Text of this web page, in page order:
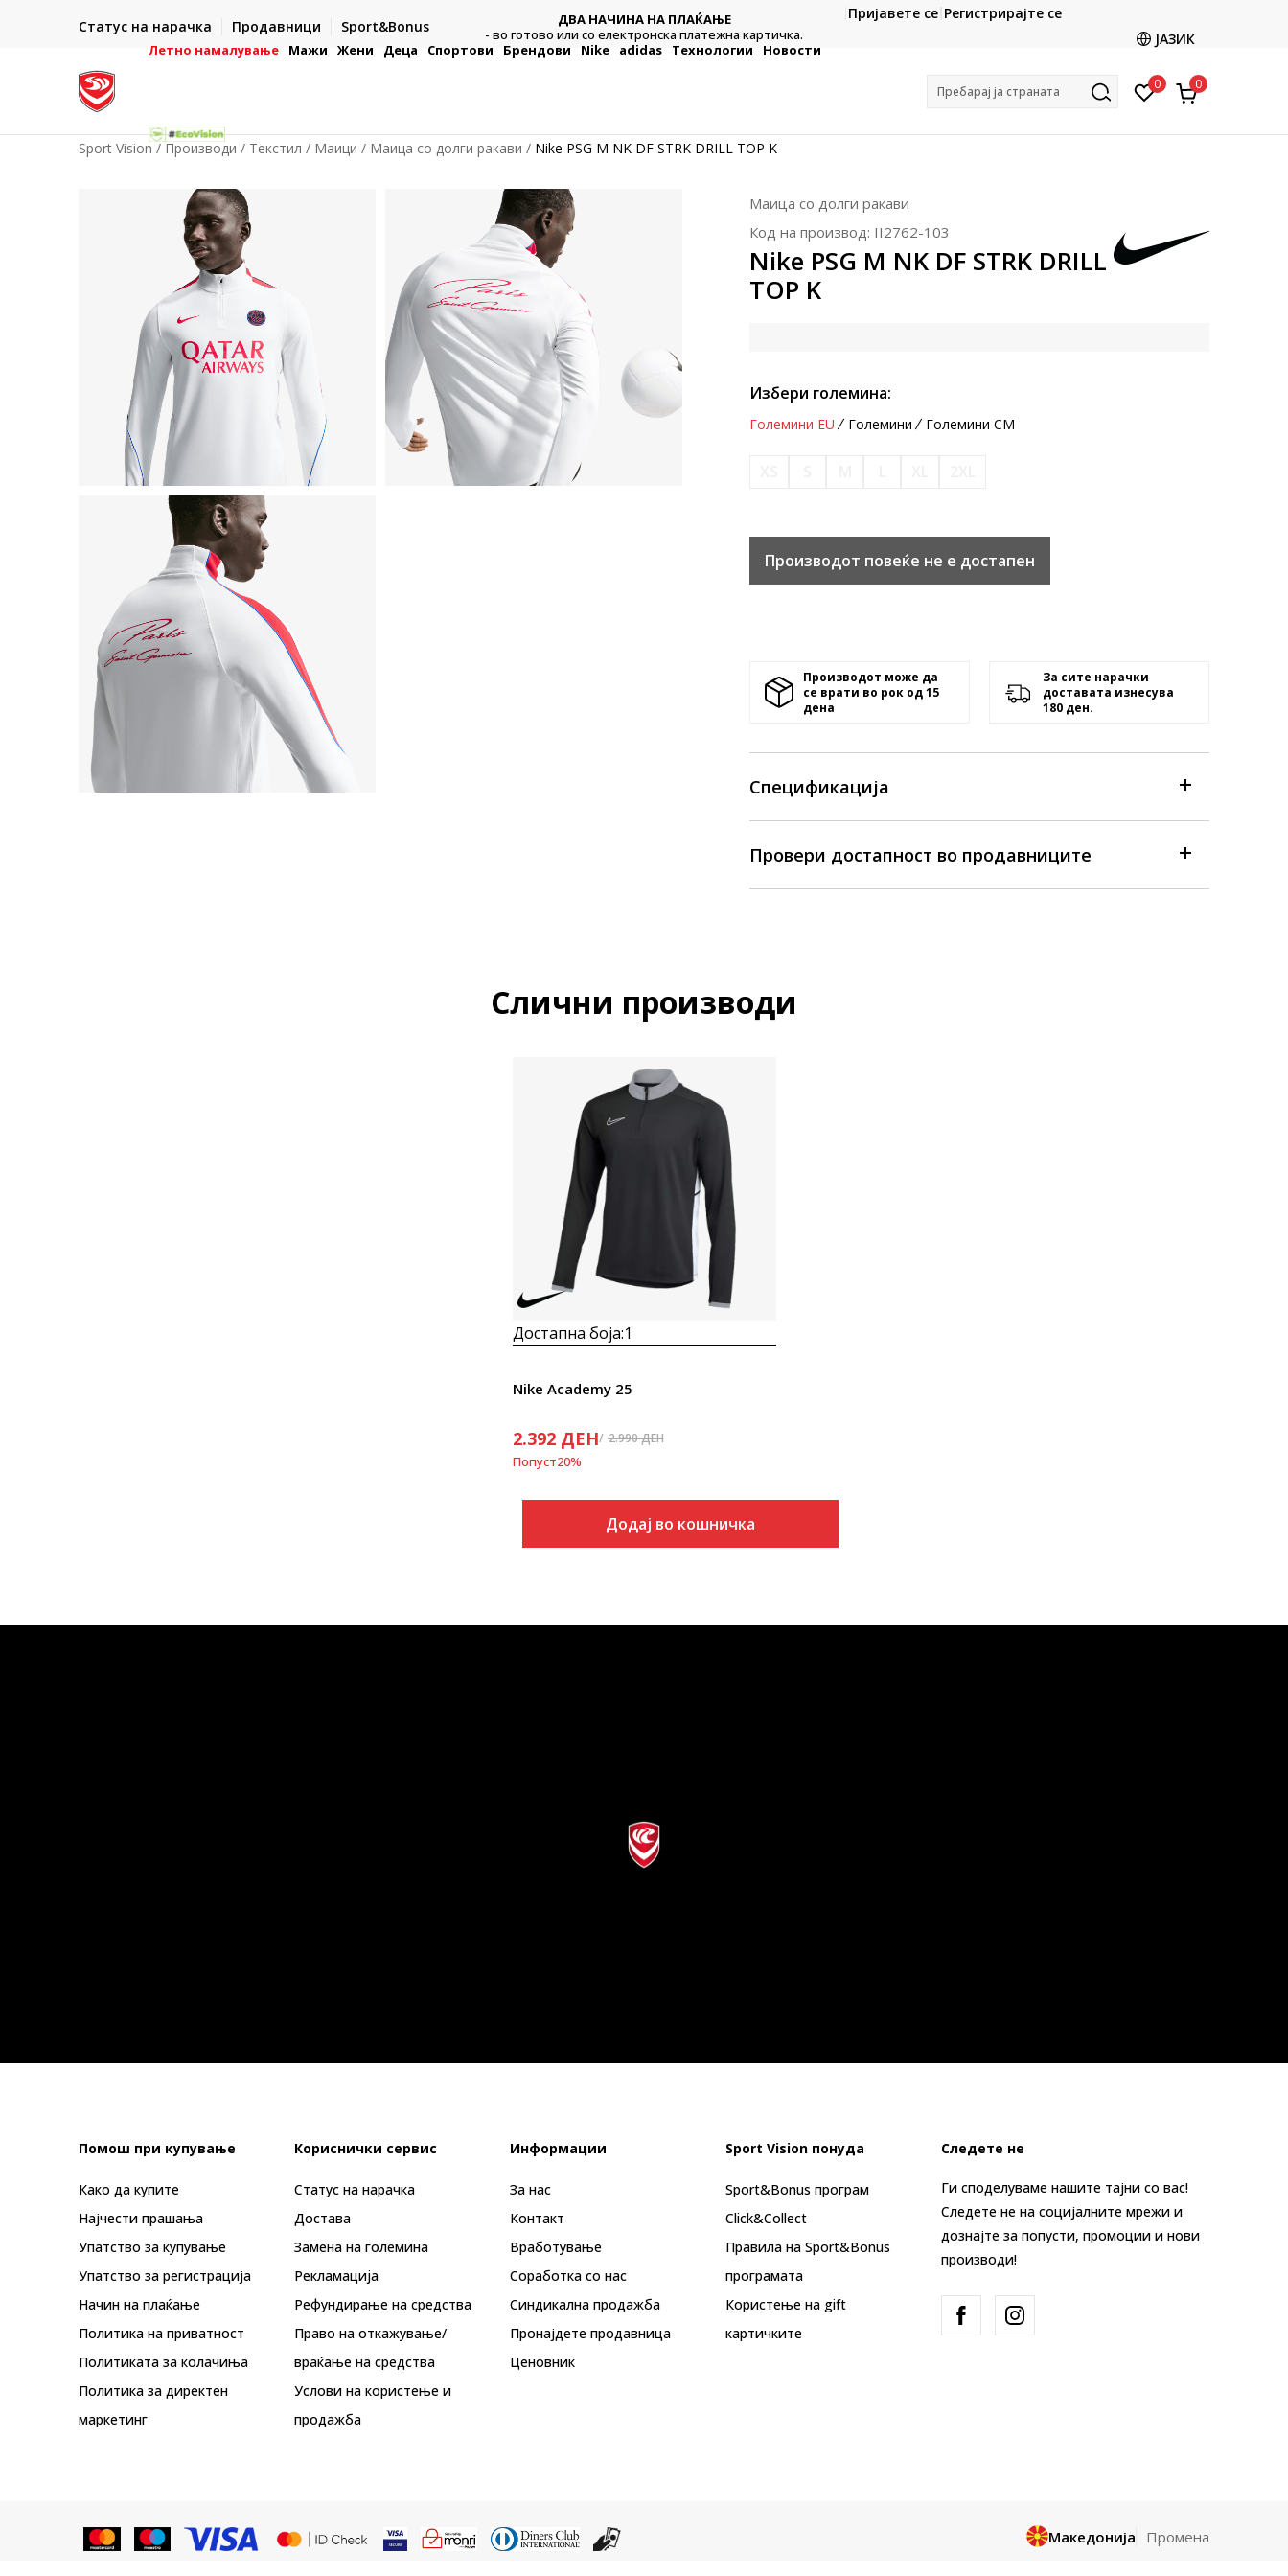
Статус на нарачка Продавници Sport&Bonus
- на сите нарачки во готово или со електронска платежна
ДВА НАЧИНА НА ПЛАЌАЊЕ
- во готово или со електронска платежна картичка.
CLICK & COLLECT
Платете со картичка online и подигнете во продавницата
Пријавете се Регистрирајте се
ЈАЗИК
Летно намалување Мажи Жени Деца Спортови Брендови Nike adidas Технологии Новости
Пребарај ја страната 0 0
Sport Vision Производи Текстил Маици Маица со долги ракави Nike PSG M NK DF STRK DRILL TOP K
Маица со долги ракави
Код на производ: II2762-103
Nike PSG M NK DF STRK DRILL
TOP K
Избери големина:
Големини EU Големини Големини CM
Производот повеќе не е достапен
Производот може да
се врати во рок од 15
денa
За сите нарачки
доставата изнесува
180 ден.
Спецификација
Провери достапност во продавниците
Слични производи
Достапна боја:1
Nike Academy 25
2.392 ДЕН 2.990ДЕН
Попуст20%
Додај во кошничка
Помош при купување
Како да купите
Најчести прашања
Упатство за купување
Упатство за регистрација
Начин на плаќање
Политика на приватност
Политиката за колачиња
Политика за директен
маркетинг
Кориснички сервис
Статус на нарачка
Достава
Замена на големина
Рекламациja
Рефундирање на средства
Право на откажување/
враќање на средства
Услови на користење и
продажба
Информации
За нас
Контакт
Вработување
Соработка со нас
Синдикална продажба
Пронајдете продавница
Ценовник
Sport Vision понуда
Sport&Bonus програм
Click&Collect
Правила на Sport&Bonus
програмата
Користење на gift
картичките
Следете не
Ги споделуваме нашите тајни со вас!
Следете не на социјалните мрежи и
дознајте за попусти, промоции и нови
производи!
Македонија Промена